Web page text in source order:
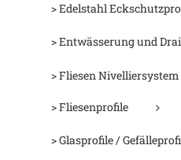
> Edelstahl
> Entwässerung und
> Fliesen Nivelliersystem
> Fliesenprofile
> Glasprofile /